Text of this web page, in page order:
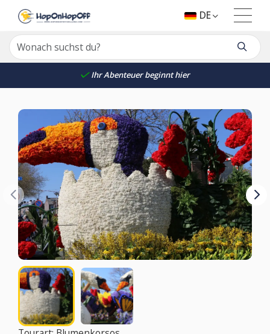
Ihr Abenteuer beginnt hier
DE